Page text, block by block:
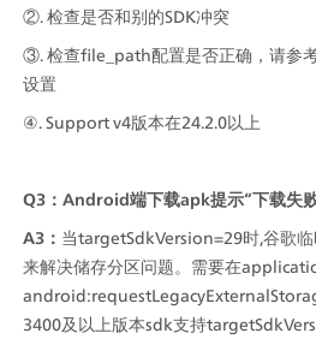
②. 检查是否和别的SDK冲突
③. 检查file_path配置是否正确，请参
设置
④. Support v4版本在24.2.0以上
Q3：Android端下载apk提示“下载失
A3： 当targetSdkVersion=29时,谷歌
来解决储存分区问题。需要在
3400及以上版本sdk支持